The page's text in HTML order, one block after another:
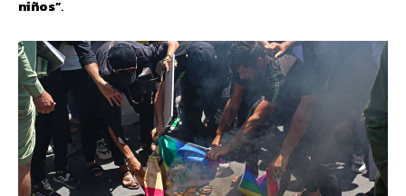
niños”.